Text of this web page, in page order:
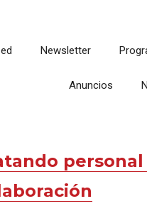
Newsletter
Anuncios